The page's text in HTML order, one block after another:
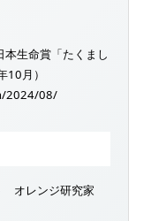
生命賞「たくまし
月）
2024/08/
オレンジ研究家